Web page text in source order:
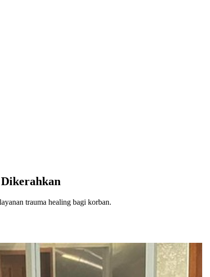
trauma healing bagi korban.